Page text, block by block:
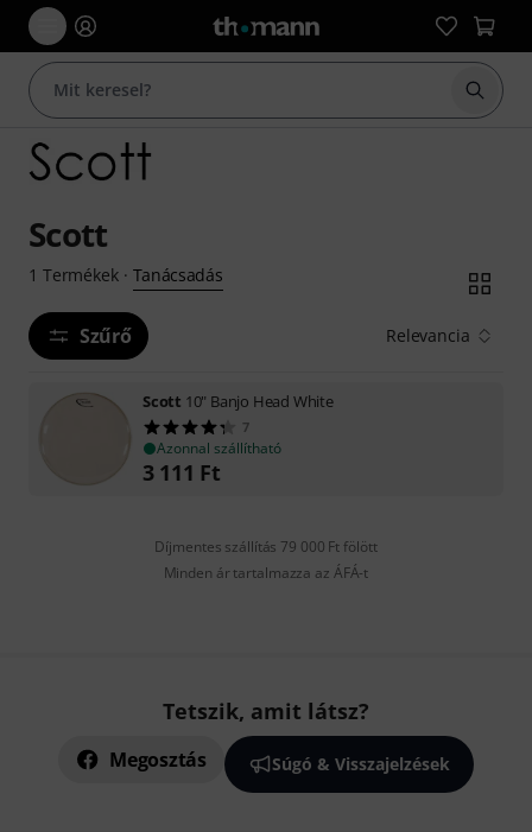
Scott
1 Termékek· Tanácsadás
Szűrő Relevancia
Scott 10" Banjo Head White
7
Azonnal szállítható
3 111 Ft
Díjmentes szállítás 79 000 Ft fölött
Minden ár tartalmazza az ÁFÁ-t
Tetszik, amit látsz?
Megosztás Súgó & Visszajelzések